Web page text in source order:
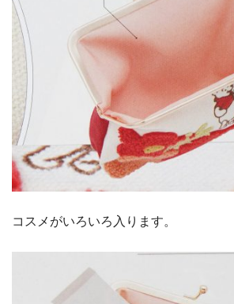
コスメがいろいろ入ります。